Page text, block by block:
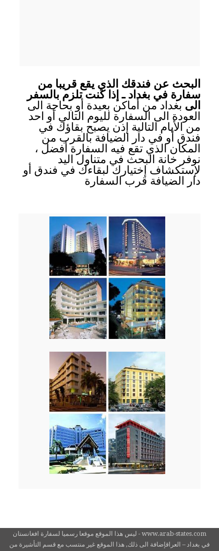
البحث عن فندقك الذي يقع قريبا من
سفارة في بغداد ـ إذا كنت تلزم بالسفر
الى بغداد من أماكن بعيدة أو بحاجة الى
العودة الى السفارة لليوم التالي أو احد
من الأيام التالية إذن يصبح بقاؤك في
فندق أو في دار الضيافة بالقرب من
المكان الذي تقع فيه السفارة أفضل ،
نوفر خانة البحث في متناول اليد
لإستكشاف إختيارك لبقاءك في فندق أو
دار الضيافة قرب السفارة
www.arab-states.com - ليس هذا الموقع موقعا رسميا لسفارة افغانستان
في بغداد – العراقإضافة الى ذلك, هذا الموقع غير منتسب مع قسم التأشيرة من